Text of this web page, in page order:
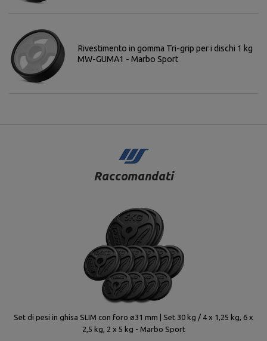
Rivestimento in gomma Tri-grip per i dischi 1 kg
MW-GUMA1 - Marbo Sport
Raccomandati
Set di pesi in ghisa SLIM con foro ø31 mm | Set 30 kg / 4 x 1,25 kg, 6 x
2,5 kg, 2 x 5 kg - Marbo Sport